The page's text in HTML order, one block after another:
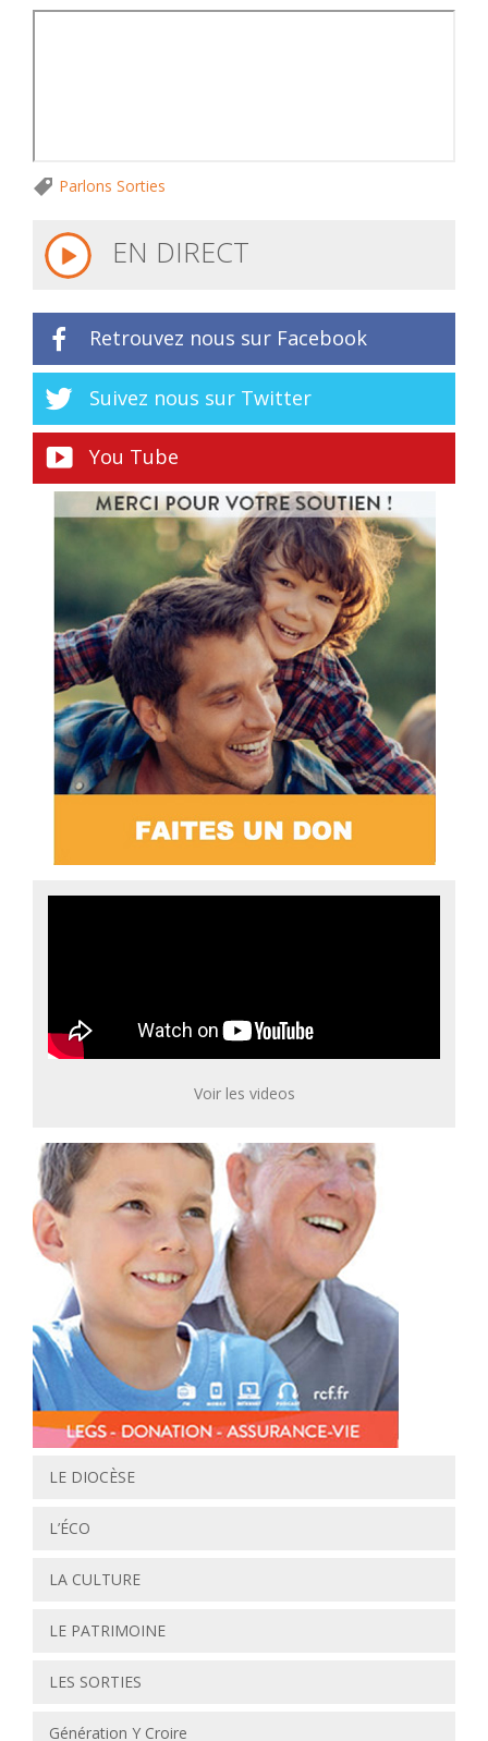
Parlons Sorties
EN DIRECT
Retrouvez nous sur Facebook
Suivez nous sur Twitter
You Tube
Voir les videos
LE DIOCÈSE
L’ÉCO
LA CULTURE
LE PATRIMOINE
LES SORTIES
Génération Y Croire